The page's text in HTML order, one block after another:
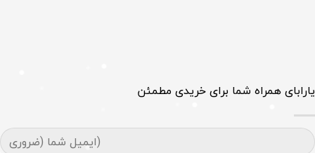
یارابای همراه شما برای خریدی مطمئن